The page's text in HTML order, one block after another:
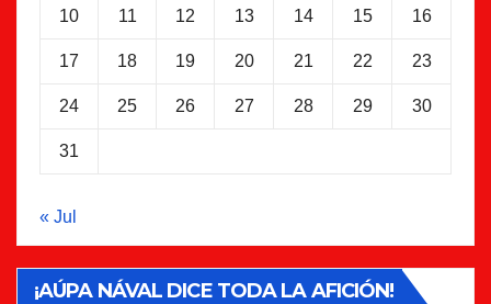
10 11 12 13 14 15 16
17 18 19 20 21 22 23
24 25 26 27 28 29 30
31
« Jul
¡AÚPA NÁVAL DICE TODA LA AFICIÓN!